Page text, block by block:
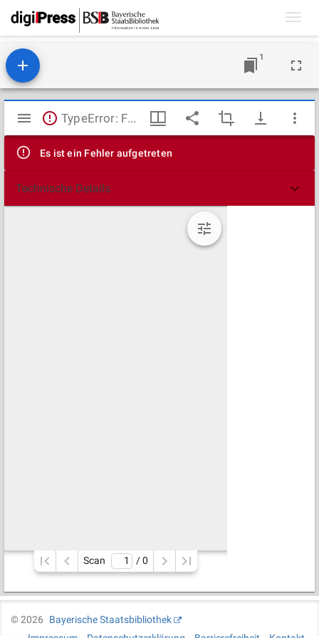
1
Mirador
Viewer
TypeError: Failed to fetch
Es ist ein Fehler aufgetreten
Technische Details
Scan / 0
©2026
Bayerische Staatsbibliothek